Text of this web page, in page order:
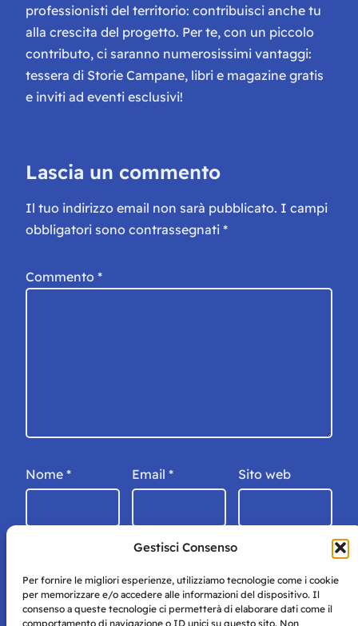
Gestisci Consenso
Per fornire le migliori esperienze, utilizziamo tecnologie come i cookie
per memorizzare e/o accedere alle informazioni del dispositivo. Il
consenso a queste tecnologie ci permetterà di elaborare dati come il
comportamento di navigazione o ID unici su questo sito. Non
professionisti del territorio: contribuisci anche tu
alla crescita del progetto. Per te, con un piccolo
contributo, ci saranno numerosissimi vantaggi:
tessera di Storie Campane, libri e magazine gratis
e inviti ad eventi esclusivi!
Lascia un commento
Il tuo indirizzo email non sarà pubblicato. I campi
obbligatori sono contrassegnati *
Commento *
Nome * Email * Sito web